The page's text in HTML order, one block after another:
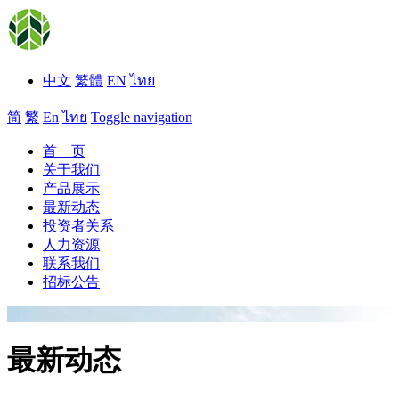
中文 繁體 EN ไทย
简 繁 En ไทย Toggle navigation
首 页
关于我们
产品展示
最新动态
投资者关系
人力资源
联系我们
招标公告
最新动态